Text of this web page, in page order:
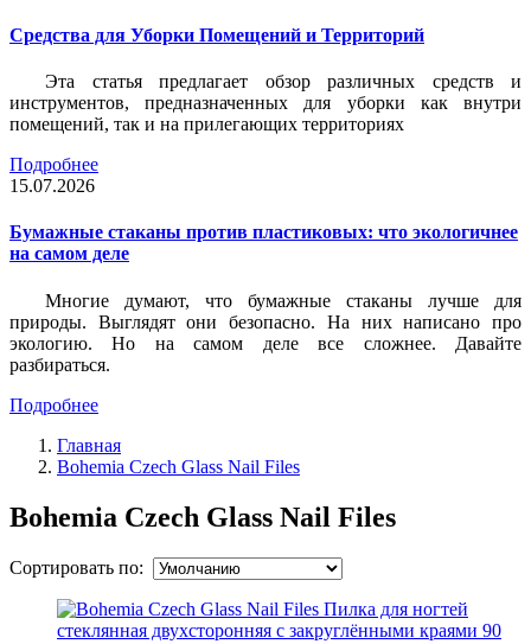
Средства для Уборки Помещений и Территорий
Эта статья предлагает обзор различных средств и
инструментов, предназначенных для уборки как внутри
помещений, так и на прилегающих территориях
Подробнее
15.07.2026
Бумажные стаканы против пластиковых: что экологичнее
на самом деле
Многие думают, что бумажные стаканы лучше для
природы. Выглядят они безопасно. На них написано про
экологию. Но на самом деле все сложнее. Давайте
разбираться.
Подробнее
Главная
Bohemia Czech Glass Nail Files
Bohemia Czech Glass Nail Files
Сортировать по: